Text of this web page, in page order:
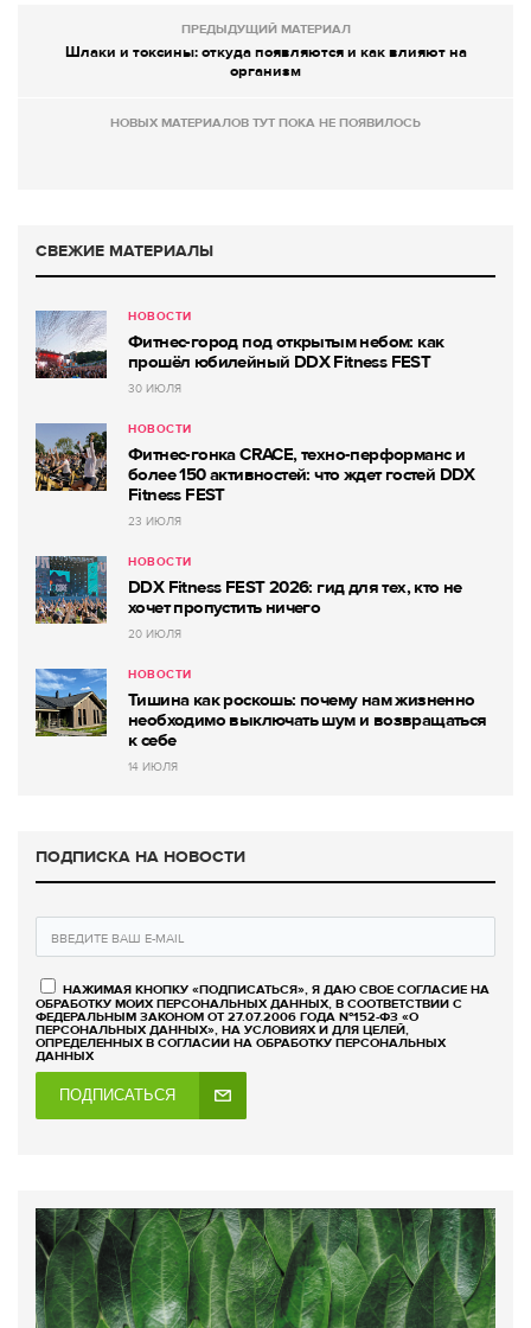
ПРЕДЫДУЩИЙ МАТЕРИАЛ
Шлаки и токсины: откуда появляются и как влияют на
организм
НОВЫХ МАТЕРИАЛОВ ТУТ ПОКА НЕ ПОЯВИЛОСЬ
СВЕЖИЕ МАТЕРИАЛЫ
НОВОСТИ
Фитнес-город под открытым небом: как
прошёл юбилейный DDX Fitness FEST
30 ИЮЛЯ
НОВОСТИ
Фитнес-гонка CRACE, техно-перформанс и
более 150 активностей: что ждет гостей DDX
Fitness FEST
23 ИЮЛЯ
НОВОСТИ
DDX Fitness FEST 2026: гид для тех, кто не
хочет пропустить ничего
20 ИЮЛЯ
НОВОСТИ
Тишина как роскошь: почему нам жизненно
необходимо выключать шум и возвращаться
к себе
14 ИЮЛЯ
ПОДПИСКА НА НОВОСТИ
НАЖИМАЯ КНОПКУ «ПОДПИСАТЬСЯ», Я ДАЮ СВОЕ СОГЛАСИЕ НА
ОБРАБОТКУ МОИХ ПЕРСОНАЛЬНЫХ ДАННЫХ, В СООТВЕТСТВИИ С
ФЕДЕРАЛЬНЫМ ЗАКОНОМ ОТ 27.07.2006 ГОДА №152-ФЗ «О
ПЕРСОНАЛЬНЫХ ДАННЫХ», НА УСЛОВИЯХ И ДЛЯ ЦЕЛЕЙ,
ОПРЕДЕЛЕННЫХ В СОГЛАСИИ НА ОБРАБОТКУ ПЕРСОНАЛЬНЫХ
ДАННЫХ
ПОДПИСАТЬСЯ